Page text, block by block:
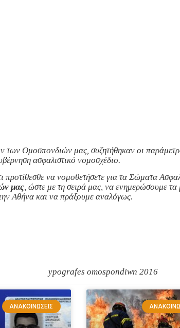
των Ομοσπονδιών μας, συζητήθηκαν οι
ασφαλιστικό νομοσχέδιο.
να νομοθετήσετε για τα Σώματα
μας, ώστε με τη σειρά μας, να ενημερώσουμε
Αθήνα και να πράξουμε αναλόγως.
ΑΝΑΚΟΙΝΏΣΕΙΣ